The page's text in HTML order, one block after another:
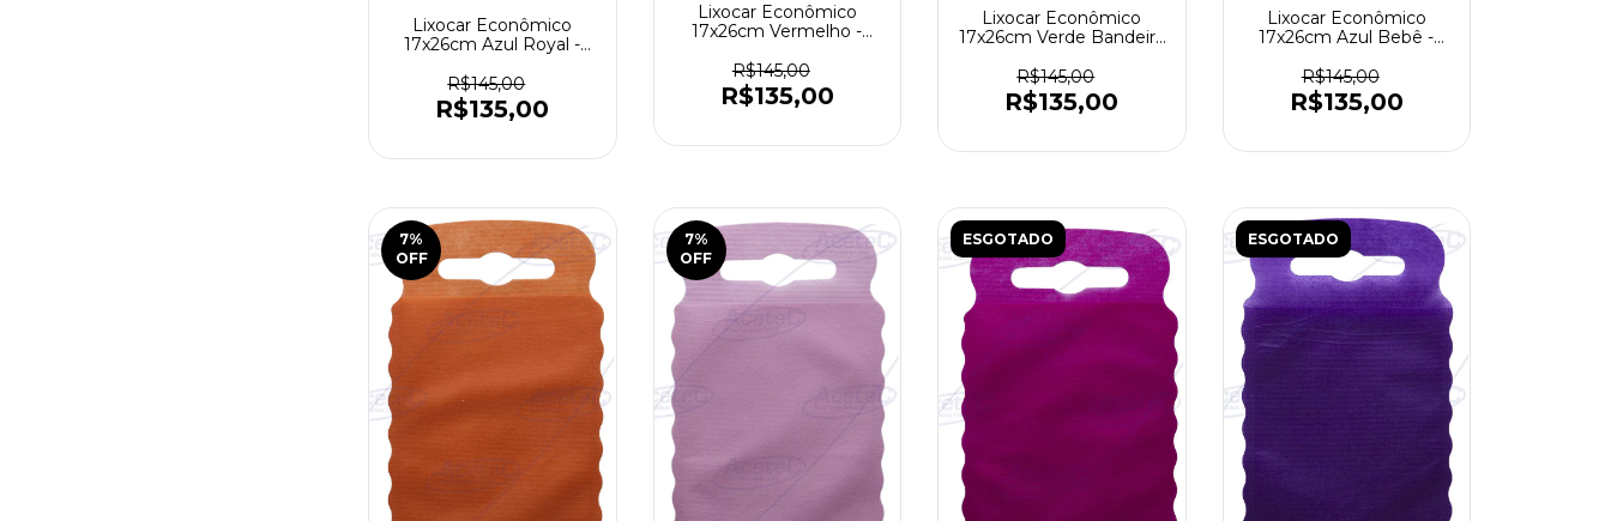
Lixocar Econômico
17x26cm Azul Royal -
R$145,00
R$135,00
Lixocar Econômico
17x26cm Vermelho -
R$145,00
R$135,00
Lixocar Econômico
17x26cm Verde Bandeira
peças
R$145,00
R$135,00
Lixocar Econômico
17x26cm Azul Bebê -
R$145,00
R$135,00
7%
OFF
7%
OFF
ESGOTADO ESGOTADO